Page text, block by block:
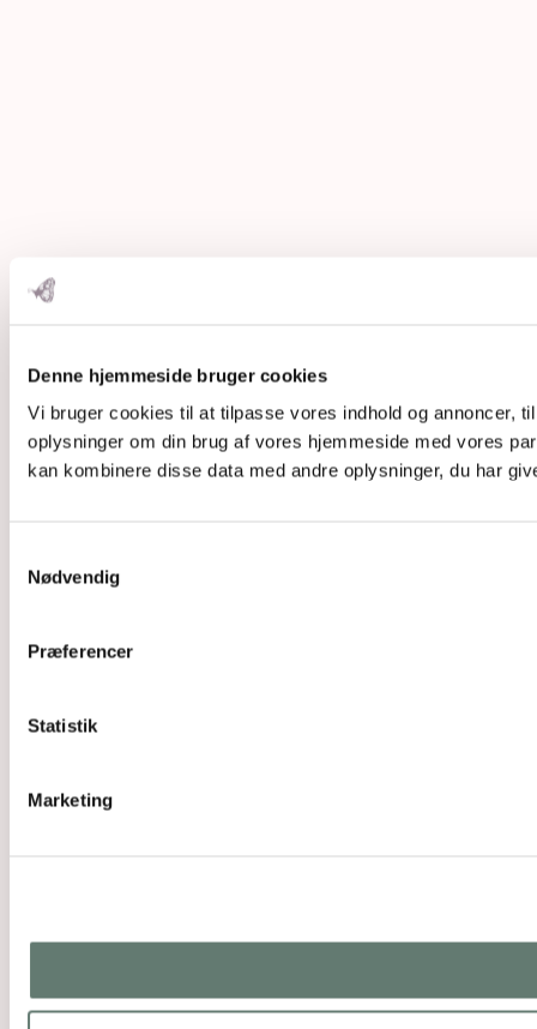
Denne hjemmeside bruger cookies
Vi bruger cookies til at tilpasse vores indhold og annoncer,
oplysninger om din brug af vores hjemmeside med vores
kan kombinere disse data med andre oplysninger, du har
Nødvendig
Præferencer
Statistik
Marketing